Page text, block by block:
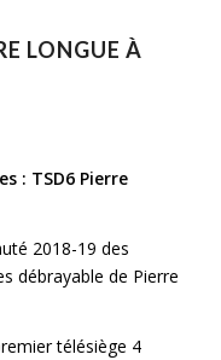
LONGUE À
: TSD6 Pierre
2018-19 des
débrayable de Pierre
télésiège 4